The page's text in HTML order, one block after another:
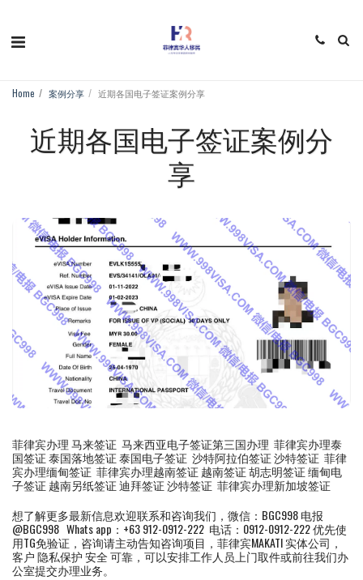
Home 案例分享 近期各国电子签证案例分享
近期各国电子签证案例分
享
菲律宾办理 马来签证 马来西亚电子签证第三国办理 菲律宾办理泰
国签证 泰国落地签证 泰国电子签证 沙特阿拉伯签证 沙特签证 菲律
宾办理缅甸签证 菲律宾办理越南签证 越南签证 胡志明签证 缅甸电
子签证 越南另纸签证 迪拜签证 沙特签证 菲律宾办理新加坡签证
想了解更多最新信息欢迎联系和咨询我们，微信：BGC998 电报
@BGC998 Whats app：+63 912-0912-222 电话：0912-0912-222 优先使
用TG免验证，咨询请主动告知咨询项目，菲律宾MAKATI 实体公司，
客户 隐私保护 安全 可靠，可以安排工作人员上门取件或前往我们办
公室提交办理业务。